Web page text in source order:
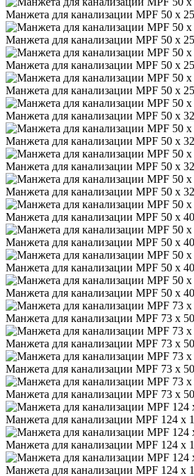
Манжета для канализации MPF 50 х
Манжета для канализации MPF 50 х
Манжета для канализации MPF 50 х
Манжета для канализации MPF 50 х
Манжета для канализации MPF 50 х
Манжета для канализации MPF 50 х
Манжета для канализации MPF 50 х
Манжета для канализации MPF 50 х
Манжета для канализации MPF 50 х
Манжета для канализации MPF 50 х
Манжета для канализации MPF 50 х
Манжета для канализации MPF 50 х
Манжета для канализации MPF 73 х
Манжета для канализации MPF 73 х
Манжета для канализации MPF 73 х
Манжета для канализации MPF 73 х
Манжета для канализации MPF 124 х
Манжета для канализации MPF 124 х
Манжета для канализации MPF 124 х